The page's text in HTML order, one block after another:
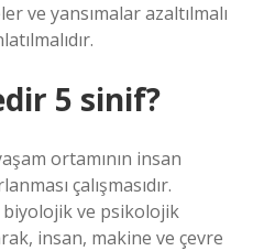
ve yansımalar azaltılmalı
5 sinif?
ortamının insan
çalışmasıdır.
biyolojik ve psikolojik
insan, makine ve çevre